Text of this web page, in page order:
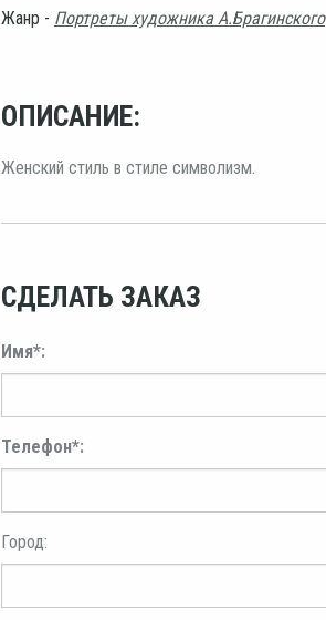
Жанр - Портреты художника А.Брагинского
ОПИСАНИЕ:
Женский стиль в стиле символизм.
СДЕЛАТЬ ЗАКАЗ
Имя*:
Телефон*:
Город: